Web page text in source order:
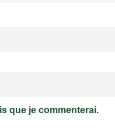
que je commenterai.